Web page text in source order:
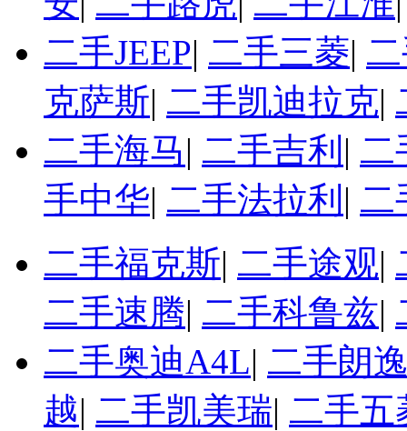
二手JEEP| 二手三菱|
克萨斯| 二手凯迪拉克|
二手海马| 二手吉利 | 二
手中华| 二手法拉利 | 二
二手福克斯| 二手途观|
二手速腾| 二手科鲁兹|
二手奥迪A4L| 二手朗
越| 二手凯美瑞| 二手五